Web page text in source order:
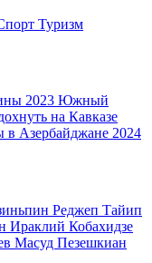
Туризм
2023 Южный
на Кавказе
в Азербайджане 2024
Реджеп Тайип
Ираклий Кобахидзе
Масуд Пезешкиан